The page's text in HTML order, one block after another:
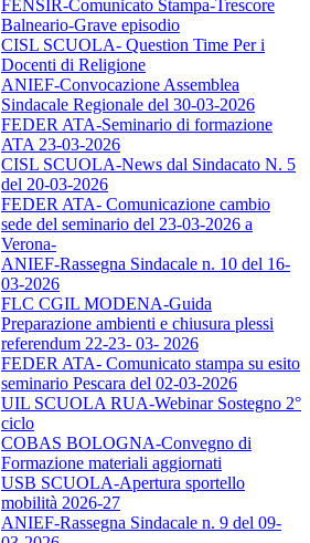
FENSIR-Comunicato Stampa-Trescore
Balneario-Grave episodio
CISL SCUOLA- Question Time Per i
Docenti di Religione
ANIEF-Convocazione Assemblea
Sindacale Regionale del 30-03-2026
FEDER ATA-Seminario di formazione
ATA 23-03-2026
CISL SCUOLA-News dal Sindacato N. 5
del 20-03-2026
FEDER ATA- Comunicazione cambio
sede del seminario del 23-03-2026 a
Verona-
ANIEF-Rassegna Sindacale n. 10 del 16-
03-2026
FLC CGIL MODENA-Guida
Preparazione ambienti e chiusura plessi
referendum 22-23- 03- 2026
FEDER ATA- Comunicato stampa su esito
seminario Pescara del 02-03-2026
UIL SCUOLA RUA-Webinar Sostegno 2°
ciclo
COBAS BOLOGNA-Convegno di
Formazione materiali aggiornati
USB SCUOLA-Apertura sportello
mobilità 2026-27
ANIEF-Rassegna Sindacale n. 9 del 09-